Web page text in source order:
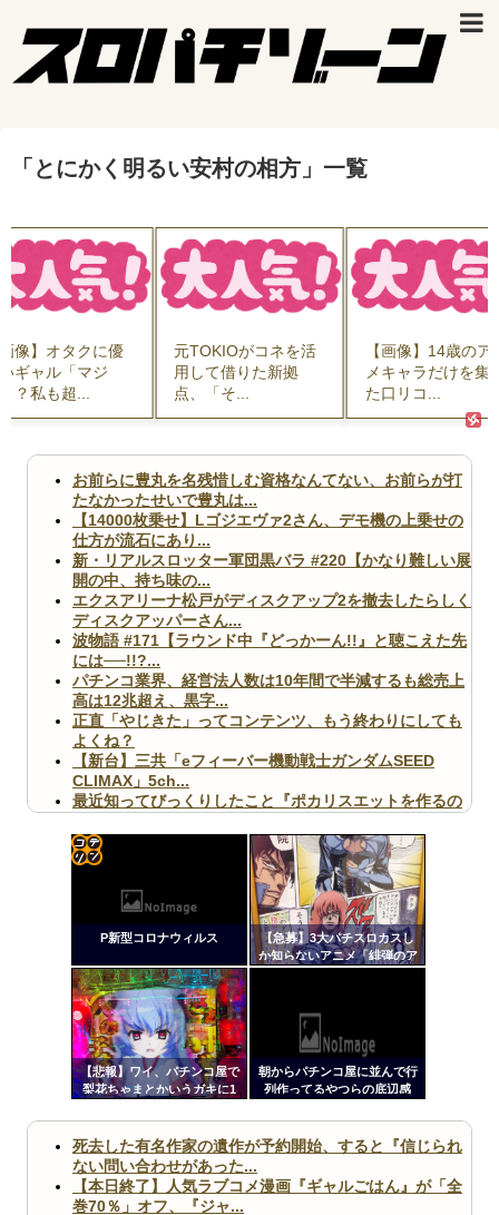
「 とにかく明るい安村の相方 」 一覧
像】オタクに優
ギャル「マジ
？私も超...
元TOKIOがコネを活
用して借りた新拠
点、「そ...
【画像】14歳のア
メキャラだけを集
た口リコ...
お前らに豊丸を名残惜しむ資格なんてない、お前らが打
たなかったせいで豊丸は...
【14000枚乗せ】Lゴジエヴァ2さん、デモ機の上乗せの
仕方が流石にあり...
新・リアルスロッター軍団黒バラ #220【かなり難しい展
開の中、持ち味の...
エクスアリーナ松戸がディスクアップ2を撤去したらしく
ディスクアッパーさん...
波物語 #171【ラウンド中『どっかーん!!』と聴こえた先
には──!!?...
パチンコ業界、経営法人数は10年間で半減するも総売上
高は12兆超え、黒字...
正直「やじきた」ってコンテンツ、もう終わりにしても
よくね？
【新台】三共「eフィーバー機動戦士ガンダムSEED
CLIMAX」5ch...
最近知ってびっくりしたこと『ポカリスエットを作るの
【ヤバ杉】日本の無車検車「実は俺たち20万台も走って
ますｗ」←これどうす...
【閲覧注意】俺が近くにいると機械が壊れるんだけどさ
【画像】ペプシコーラ社、「こういうのでいいんだよ」
な新商品を発売
Powered by livedoor 相互RSS
P新型コロナウィルス
【急募】3大パチスロカスし
か知らないアニメ「緋弾のア
【悲報】ワイ、パチンコ屋で
梨花ちゃまとかいうガキに1
朝からパチンコ屋に並んで行
列作ってるやつらの底辺感
定リ
ンク
自動
更新
ツー
死去した有名作家の遺作が予約開始、すると『信じられ
ない問い合わせがあった...
【本日終了】人気ラブコメ漫画『ギャルごはん』が「全
巻70％」オフ、『ジャ...